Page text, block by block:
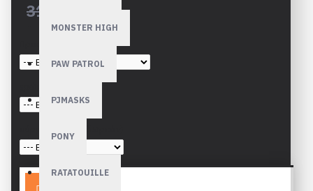
MONSTER HIGH
PAW PATROL
PJMASKS
PONY
RATATOUILLE
31,90€
Προσθήκη κάλυψης (+€)